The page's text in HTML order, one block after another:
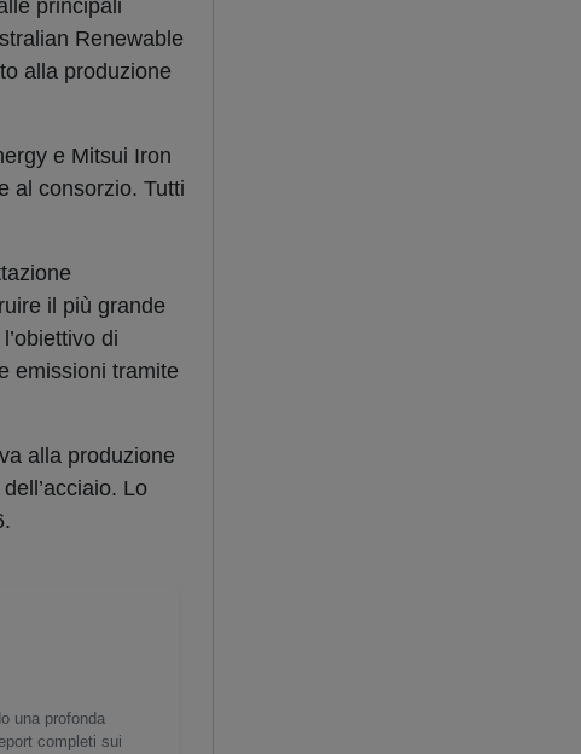
principali
Renewable
alla produzione
e Mitsui Iron
al consorzio. Tutti
il più grande
di
emissioni tramite
alla produzione
Lo
una profonda
completi sui